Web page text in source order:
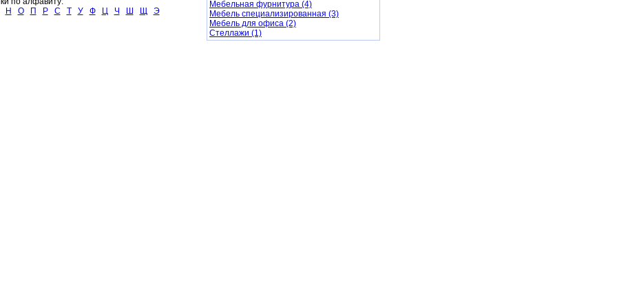
Н О П Р С Т У Ф Ц Ч Ш Щ Э
Мебельная фурнитура (4)
Мебель специализированная (3)
Мебель для офиса (2)
Стеллажи (1)